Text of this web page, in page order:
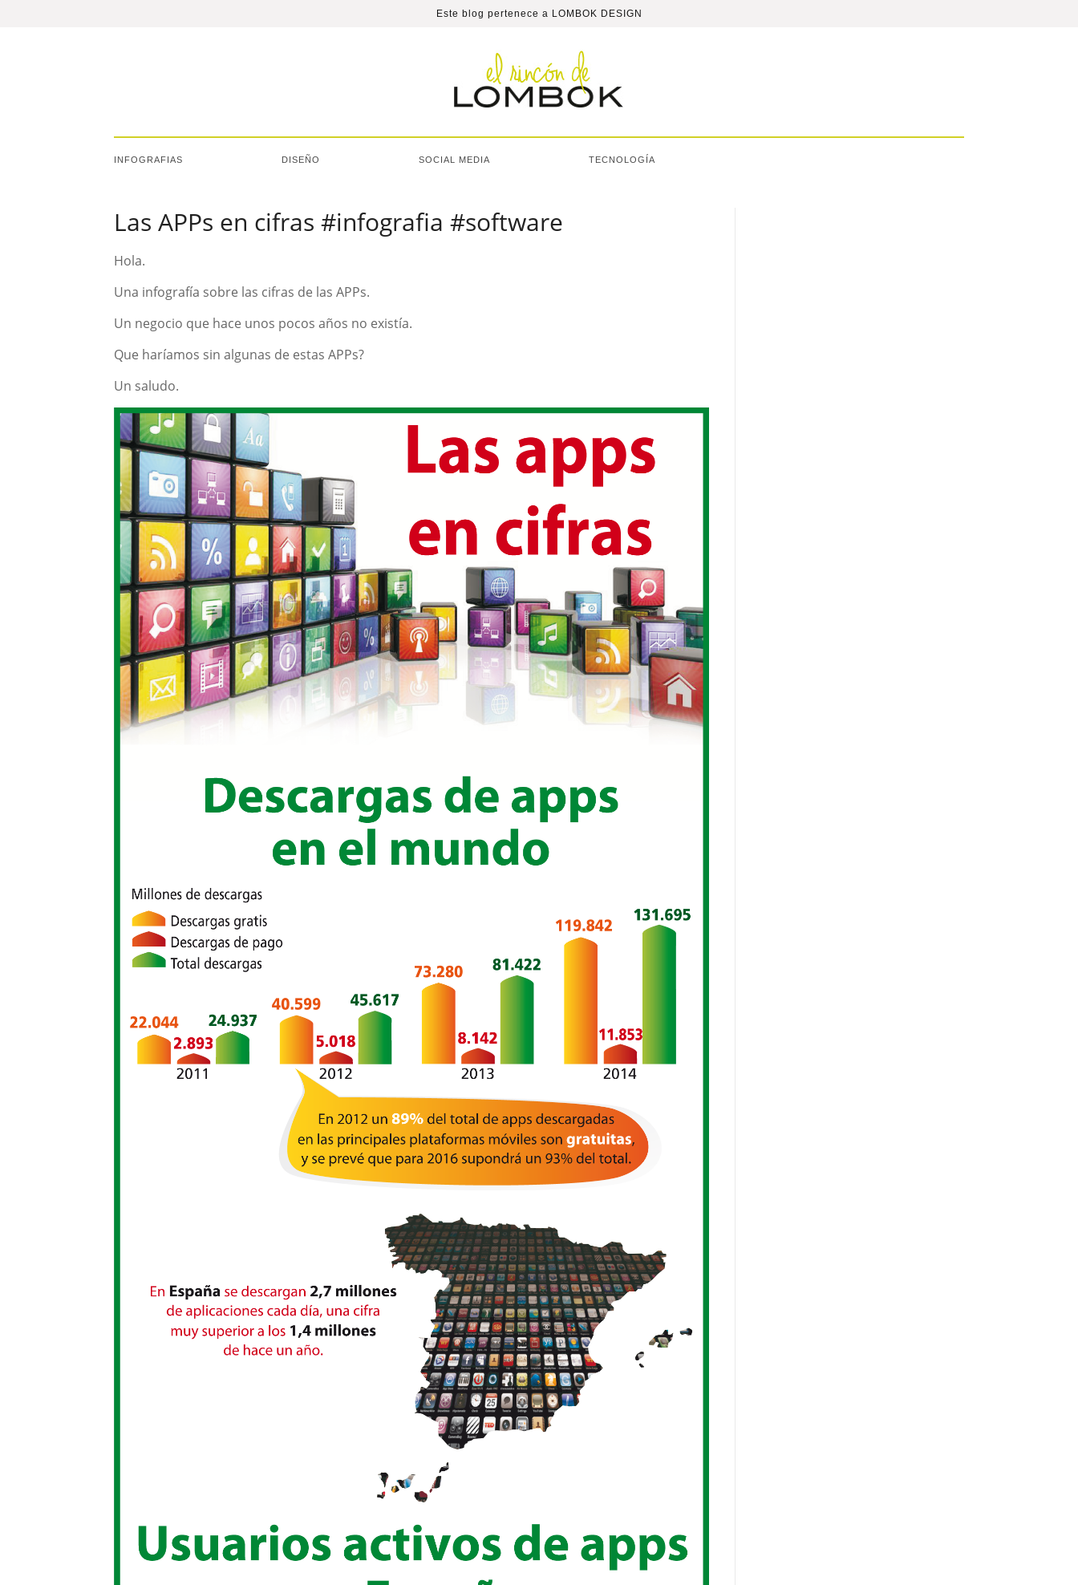
Este blog pertenece a LOMBOK DESIGN
INFOGRAFIAS DISEÑO SOCIAL MEDIA TECNOLOGÍA
Las APPs en cifras #infografia #software
Hola.
Una infografía sobre las cifras de las APPs.
Un negocio que hace unos pocos años no existía.
Que haríamos sin algunas de estas APPs?
Un saludo.